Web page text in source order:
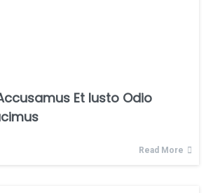
Et Iusto Odio
Read More